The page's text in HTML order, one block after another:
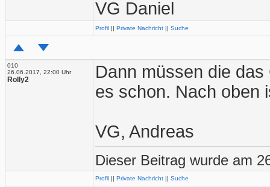
VG Daniel
Profil || Private Nachricht || Suche
010
26.06.2017, 22:00 Uhr
Rolly2
Dann müssen die
es schon. Nach oben
VG, Andreas
Dieser Beitrag wurde am
Profil || Private Nachricht || Suche